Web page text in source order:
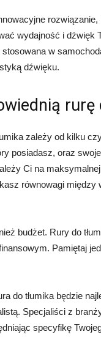
wydajność i dźwięk
w
dźwięku.
rurę
zależy od kilku
posiadasz, oraz
Ci na
równowagi
budżet. Rury do
Pamiętaj
do tłumika będzie
Specjaliści z
specyfikę